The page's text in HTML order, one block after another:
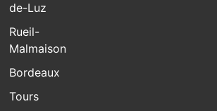
de-Luz
Rueil-
Malmaison
Bordeaux
Tours